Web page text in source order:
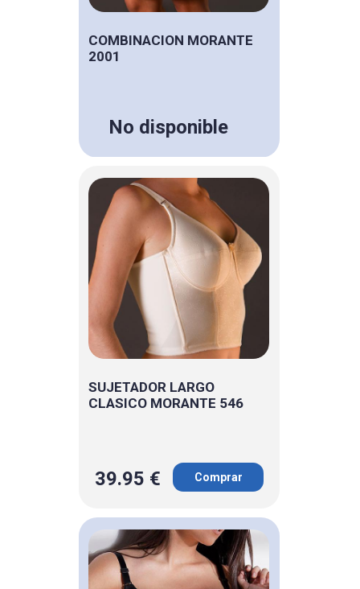
COMBINACION MORANTE
2001
No disponible
SUJETADOR LARGO
CLASICO MORANTE 546
39.95 € Comprar